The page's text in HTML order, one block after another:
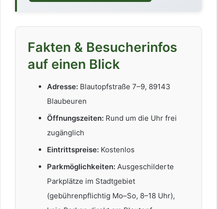
Fakten & Besucherinfos
auf einen Blick
Adresse: Blautopfstraße 7–9, 89143
Blaubeuren
Öffnungszeiten: Rund um die Uhr frei
zugänglich
Eintrittspreise: Kostenlos
Parkmöglichkeiten: Ausgeschilderte
Parkplätze im Stadtgebiet
(gebührenpflichtig Mo–So, 8–18 Uhr),